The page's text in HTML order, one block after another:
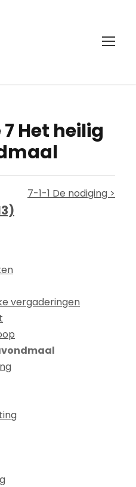
Het heilig
7-1-1 De nodiging >
vergaderingen